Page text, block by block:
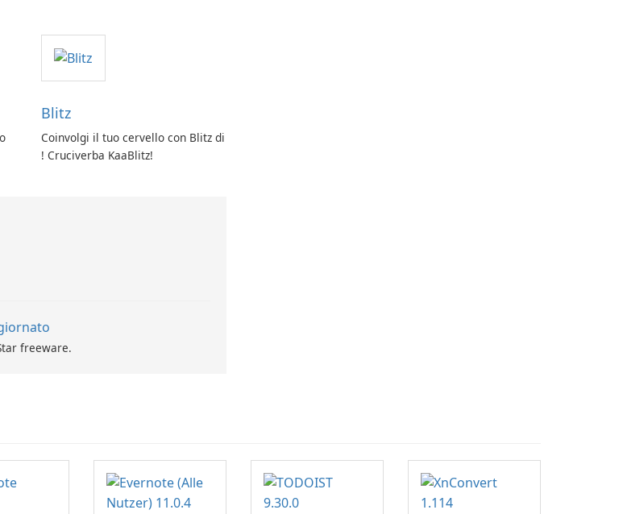
Blitz
Coinvolgi il tuo cervello con Blitz di
! Cruciverba KaaBlitz!
freeware.